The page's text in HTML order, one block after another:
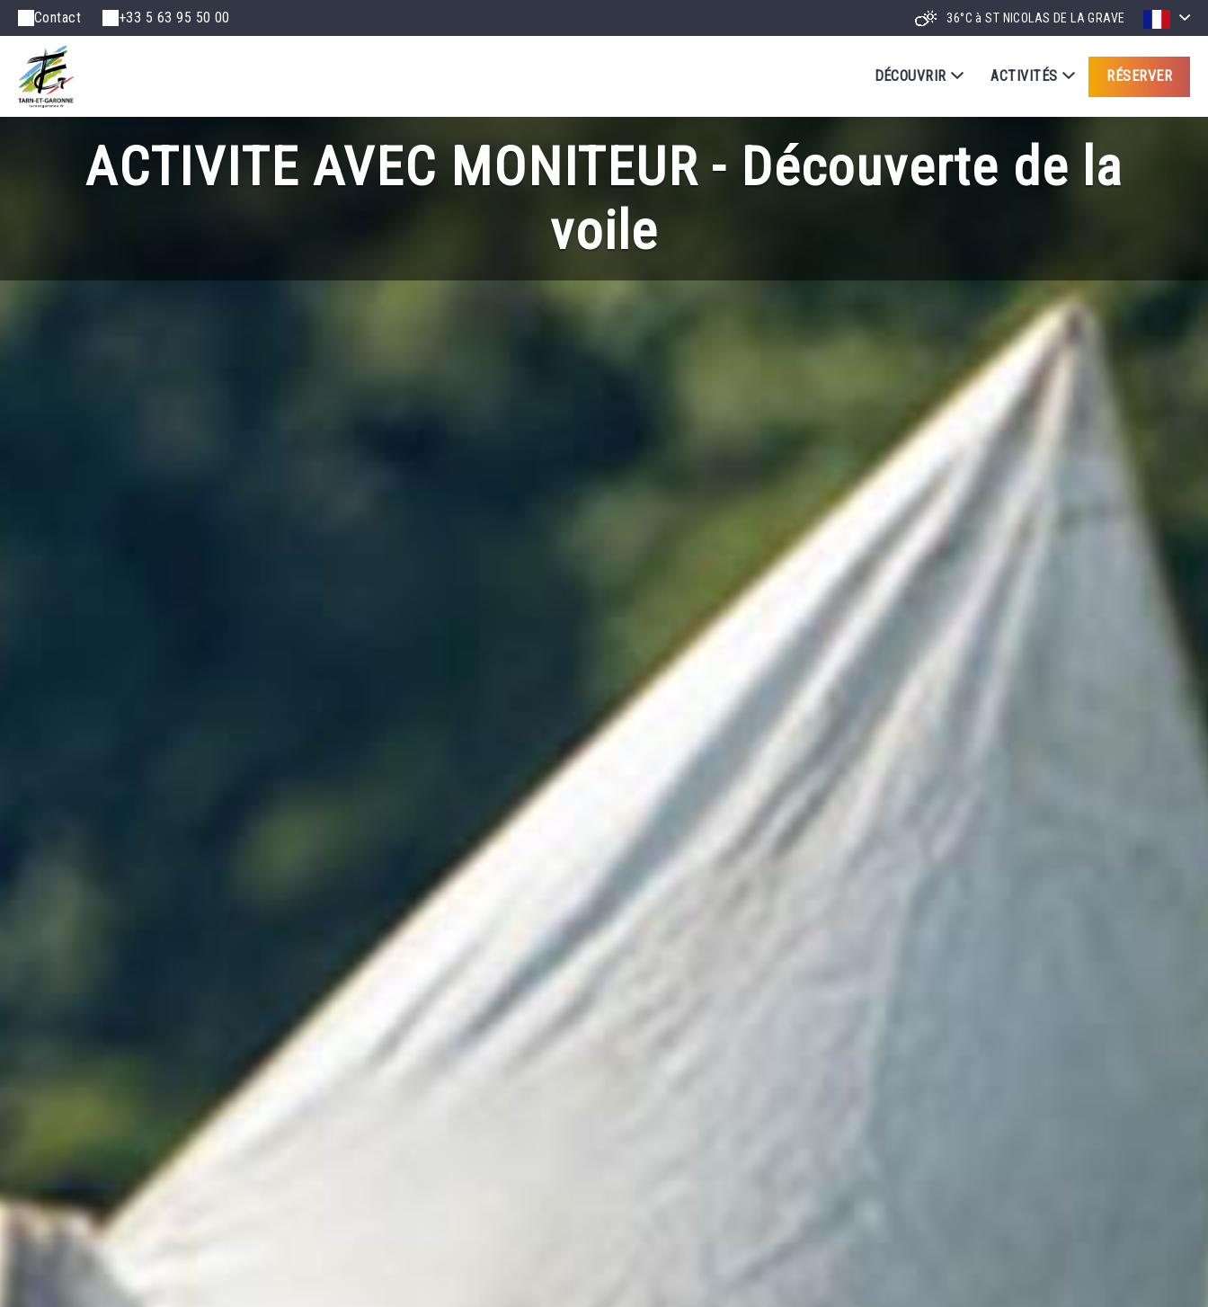
Contact +33 5 63 95 50 00 36°C à ST NICOLAS DE LA GRAVE
DÉCOUVRIR ACTIVITÉS RÉSERVER
ACTIVITE AVEC MONITEUR - Découverte de la
voile